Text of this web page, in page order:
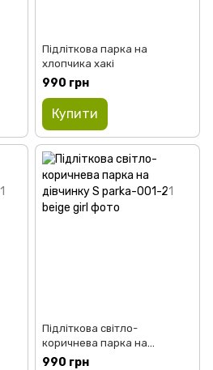
Підліткова парка на
хлопчика хакі
990 грн
Купити
Підліткова світло-
коричнева парка на
дівчинку
990 грн